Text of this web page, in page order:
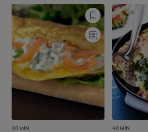
10 MIN 40 MIN